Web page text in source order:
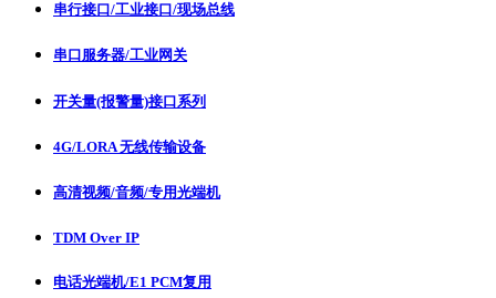
串行接口/工业接口/现场总线
串口服务器/工业网关
开关量(报警量)接口系列
4G/LORA 无线传输设备
高清视频/音频/专用光端机
TDM Over IP
电话光端机/E1 PCM复用